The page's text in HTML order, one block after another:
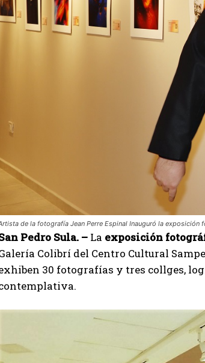
de la fotografía Jean Perre Espinal Inauguró la exposición
Pedro Sula. – La exposición
Colibrí del Centro Cultural
30 fotografías y tres collges,